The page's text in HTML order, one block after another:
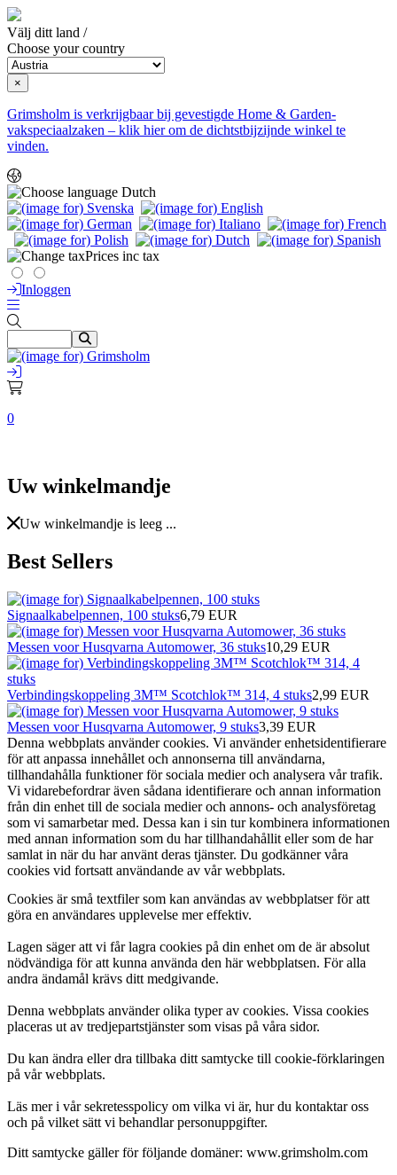
Välj ditt land /
Choose your country
×
Grimsholm is verkrijgbaar bij gevestigde Home & Garden-
vakspeciaalzaken – klik hier om de dichtstbijzijnde winkel te
vinden.
Dutch
Prices inc tax
Inloggen
0
Uw winkelmandje
Uw winkelmandje is leeg ...
Best Sellers
Signaalkabelpennen, 100 stuks6,79 EUR
Messen voor Husqvarna Automower, 36 stuks10,29 EUR
Verbindingskoppeling 3M™ Scotchlok™ 314, 4 stuks2,99 EUR
Messen voor Husqvarna Automower, 9 stuks3,39 EUR
Denna webbplats använder cookies. Vi använder enhetsidentifierare
för att anpassa innehållet och annonserna till användarna,
tillhandahålla funktioner för sociala medier och analysera vår trafik.
Vi vidarebefordrar även sådana identifierare och annan information
från din enhet till de sociala medier och annons- och analysföretag
som vi samarbetar med. Dessa kan i sin tur kombinera informationen
med annan information som du har tillhandahållit eller som de har
samlat in när du har använt deras tjänster. Du godkänner våra
cookies vid fortsatt användande av vår webbplats.
Cookies är små textfiler som kan användas av webbplatser för att
göra en användares upplevelse mer effektiv.
Lagen säger att vi får lagra cookies på din enhet om de är absolut
nödvändiga för att kunna använda den här webbplatsen. För alla
andra ändamål krävs ditt medgivande.
Denna webbplats använder olika typer av cookies. Vissa cookies
placeras ut av tredjepartstjänster som visas på våra sidor.
Du kan ändra eller dra tillbaka ditt samtycke till cookie-förklaringen
på vår webbplats.
Läs mer i vår sekretesspolicy om vilka vi är, hur du kontaktar oss
och på vilket sätt vi behandlar personuppgifter.
Ditt samtycke gäller för följande domäner: www.grimsholm.com